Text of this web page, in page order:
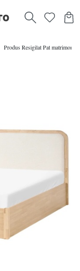
Produs Resigilat Pat